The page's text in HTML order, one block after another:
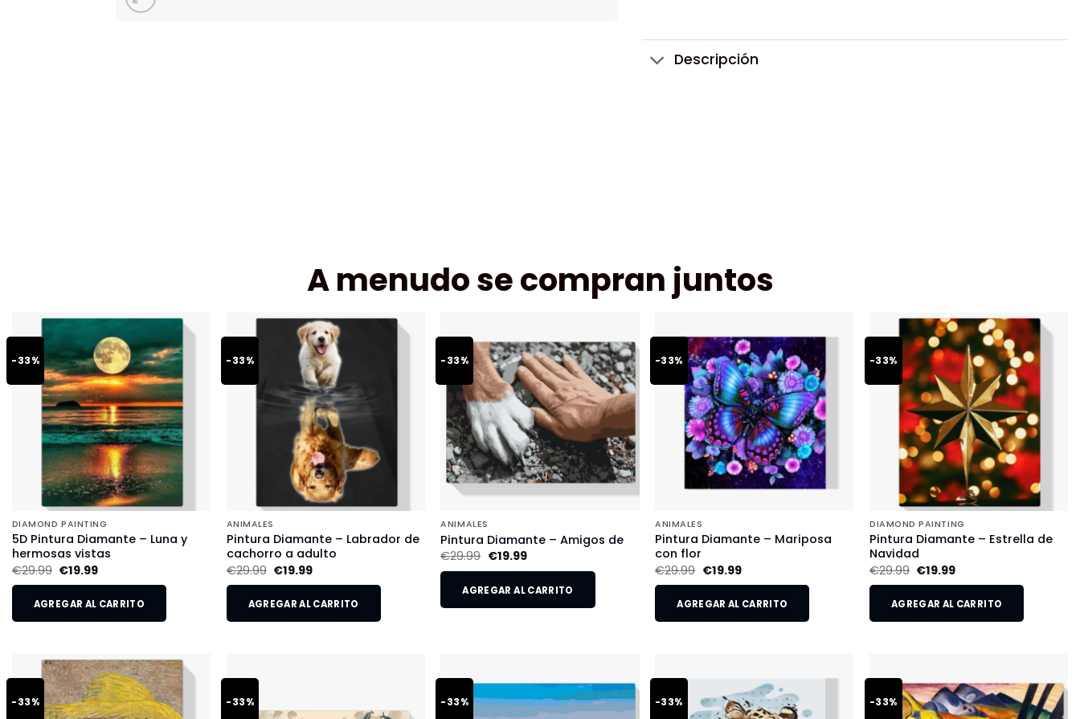
Descripción
A menudo se compran juntos
-33%
DIAMOND PAINTING
5D Pintura Diamante – Luna y
hermosas vistas
€29.99 €19.99
AGREGAR AL CARRITO
-33%
ANIMALES
Pintura Diamante – Labrador de
cachorro a adulto
€29.99 €19.99
AGREGAR AL CARRITO
-33%
ANIMALES
Pintura Diamante – Amigos de
€29.99 €19.99
AGREGAR AL CARRITO
-33%
ANIMALES
Pintura Diamante – Mariposa
con flor
€29.99 €19.99
AGREGAR AL CARRITO
-33%
DIAMOND PAINTING
Pintura Diamante – Estrella de
Navidad
€29.99 €19.99
AGREGAR AL CARRITO
-33% -33% -33% -33% -33%